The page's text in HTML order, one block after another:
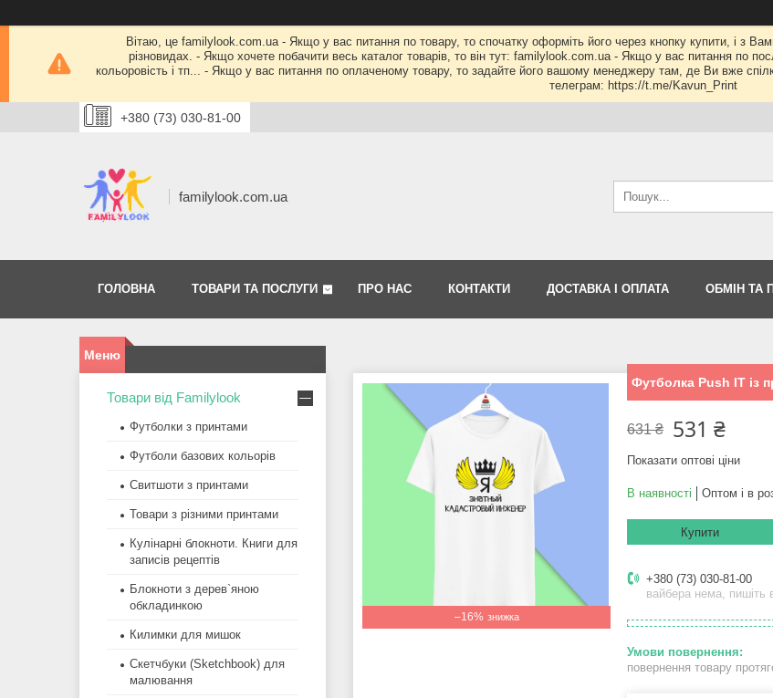
Вітаю, це familylook.com.ua - Якщо у вас питання по товару, то спочатку оформіть його через кнопку купити, і з
різновидах. - Якщо хочете побачити весь каталог товарів, то він тут: familylook.com.ua - Якщо у вас питання по
кольоровість і тп... - Якщо у вас питання по оплаченому товару, то задайте його вашому менеджеру там, де Ви вже
телеграм: https://t.me/Kavun_Print
+380 (73) 030-81-00
familylook.com.ua
ГОЛОВНА ТОВАРИ ТА ПОСЛУГИ ПРО НАС КОНТАКТИ ДОСТАВКА І ОПЛАТА ОБМІН ТА
–16%
Футболка Push IT із
631 ₴ 531 ₴
Показати оптові ціни
В наявності Оптом і в
Купити
+380 (73) 030-81-00
вайбера нема, пишіть
повернення товару
Товари від Familylook
Футболки з принтами
Футболи базових кольорів
Свитшоти з принтами
Товари з різними принтами
Кулінарні блокноти. Книги для
записів рецептів
Блокноти з дерев`яною
обкладинкою
Килимки для мишок
Скетчбуки (Sketchbook) для
малювання